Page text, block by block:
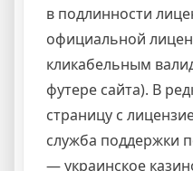
в подлинности
официальной
кликабельным
футере сайта). В
страницу с
служба поддержки
― украинское